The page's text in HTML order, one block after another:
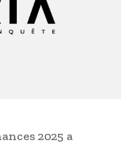
2025 a